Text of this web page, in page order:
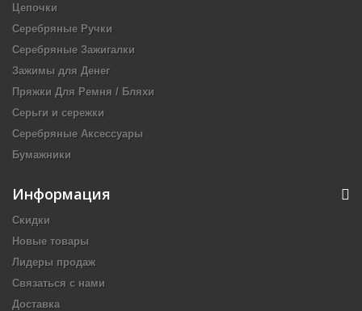
Цепочки
Серебряные Ручки
Серебряные Зажигалки
Зажимы для Денег
Пряжки Для Ремня / Бляхи
Серьги и сережки
Серебряные Аксессуары
Бумажники
Информация
Скидки
Новые товары
Лидеры продаж
Связаться с нами
Доставка